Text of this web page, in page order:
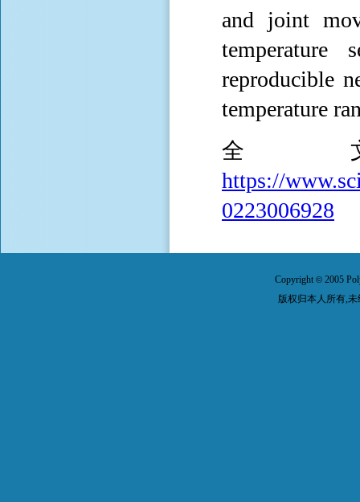
and joint
reproducible
temperature
全
https://
0223006928
Copyright© 2005
版权归本人所有,